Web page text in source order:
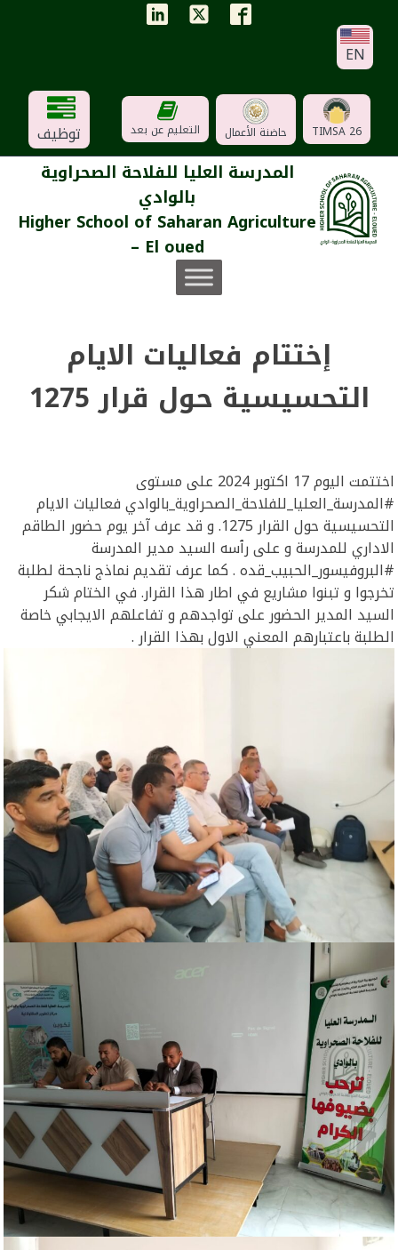
EN
TIMSA 26 حاضنة الأعمال التعليم عن بعد توظيف
المدرسة العليا للفلاحة الصحراوية
بالوادي
Higher School of Saharan Agriculture
– El oued
إختتام فعاليات الايام
التحسيسية حول قرار 1275
اختتمت اليوم 17 اكتوبر 2024 على مستوى
#المدرسة_العليا_للفلاحة_الصحراوية_بالوادي فعاليات الايام
التحسيسية حول القرار 1275. و قد عرف آخر يوم حضور الطاقم
الاداري للمدرسة و على رٱسه السيد مدير المدرسة
#البروفيسور_الحبيب_قده . كما عرف تقديم نماذج ناجحة لطلبة
تخرجوا و تبنوا مشاريع في اطار هذا القرار. في الختام شكر
السيد المدير الحضور على تواجدهم و تفاعلهم الايجابي خاصة
الطلبة باعتبارهم المعني الاول بهذا القرار .